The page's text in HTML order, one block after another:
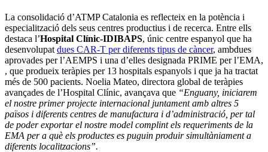
La consolidació d’ATMP Catalonia es reflecteix en la potència i
especialització dels seus centres productius i de recerca. Entre ells
destaca l’Hospital Clínic-IDIBAPS, únic centre espanyol que ha
desenvolupat dues CAR-T per diferents tipus de càncer, ambdues
aprovades per l’AEMPS i una d’elles designada PRIME per l’EMA,
, que produeix teràpies per 13 hospitals espanyols i que ja ha tractat
més de 500 pacients. Noelia Mateo, directora global de teràpies
avançades de l’Hospital Clínic, avançava que “Enguany, iniciarem
el nostre primer projecte internacional juntament amb altres 5
països i diferents centres de manufactura i d’administració, per tal
de poder exportar el nostre model complint els requeriments de la
EMA per a què els productes es puguin produir simultàniament a
diferents localitzacions”.